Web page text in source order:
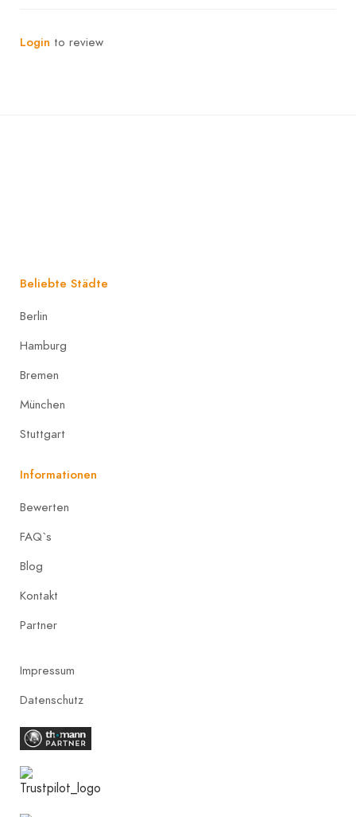
Login to review
Beliebte Städte
Berlin
Hamburg
Bremen
München
Stuttgart
Informationen
Bewerten
FAQ`s
Blog
Kontakt
Partner
Impressum
Datenschutz